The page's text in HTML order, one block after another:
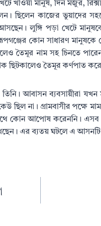
খাওয়া মানুষ, দিন মজুর,
ছিলেন কাজের ভুয়াদের
লুঙ্গি পড়া খেটে
কোন সাধারণ
তৈমূর নাম সহ চিনতে
ছিটকালেও তৈমূর কর্ণপাত
তিনি। আবাসন ব্যবসায়ীরা
না। গ্রামবাসীর পক্ষে
কোন আপোষ করেননি। এসব
এর ব্যতয় ঘটলে এ আসনটি